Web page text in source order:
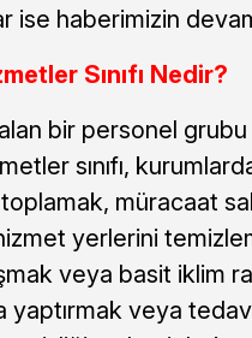
ise haberimizin
Sınıfı Nedir?
bir personel
sınıfı,
müracaat
yerlerini
veya basit iklim
veya